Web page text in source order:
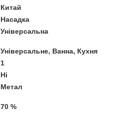
Китай
Насадка
Універсальна
Універсальне, Ванна, Кухня
1
Ні
Метал
70 %